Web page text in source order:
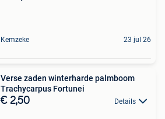
Kemzeke 23 jul 26
Verse zaden winterharde palmboom
Trachycarpus Fortunei
€ 2,50 Details